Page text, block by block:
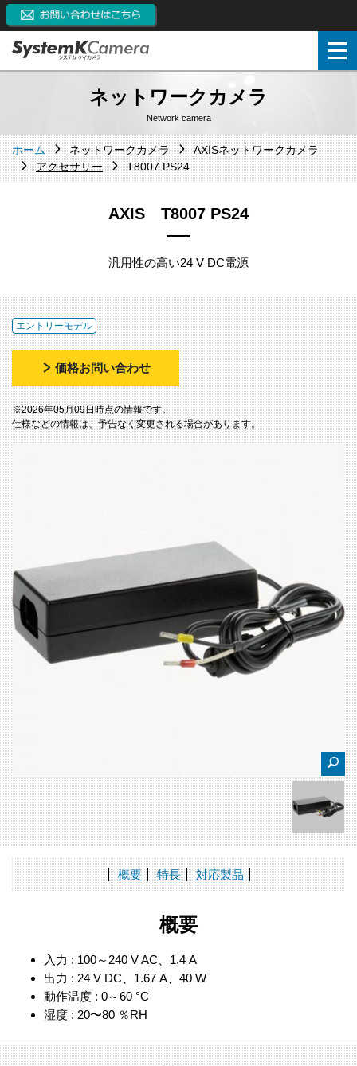
ネットワークカメラ
Network camera
ホーム ネットワークカメラ
AXISネットワークカメラ
アクセサリー
T8007 PS24
AXIS T8007 PS24
汎用性の高い24 V DC電源
エントリーモデル
価格お問い合わせ
※2026年05月09日時点の情報です。
仕様などの情報は、予告なく変更される場合があります。
概要 特長 対応製品
概要
入力 : 100～240 V AC、1.4 A
出力 : 24 V DC、1.67 A、40 W
動作温度 : 0～60 °C
湿度 : 20〜80 ％RH